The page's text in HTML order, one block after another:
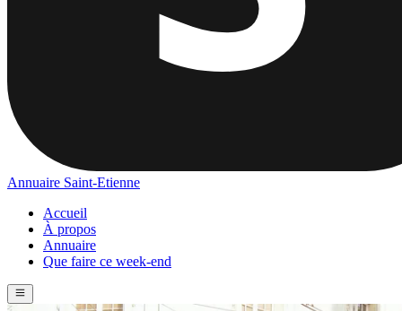
Annuaire Saint-Etienne
Accueil
À propos
Annuaire
Que faire ce week-end